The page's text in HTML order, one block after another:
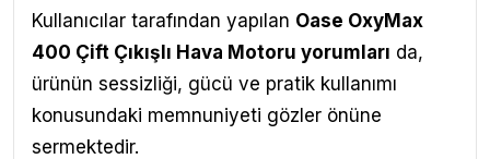
Kullanıcılar tarafından yapılan Oase OxyMax
400 Çift Çıkışlı Hava Motoru yorumları da,
ürünün sessizliği, gücü ve pratik kullanımı
konusundaki memnuniyeti gözler önüne
sermektedir.